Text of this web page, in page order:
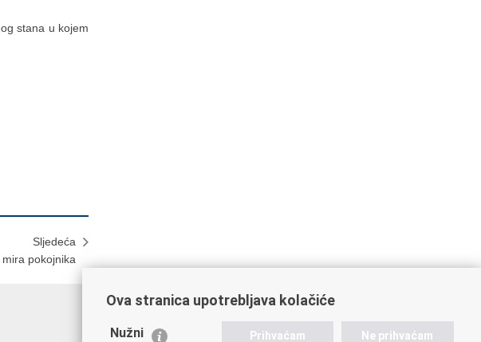
stana u kojem
Sljedeća
pokojnika
Važne poveznice
Ova stranica upotrebljava kolačiće
Nužni Prihvaćam Ne prihvaćam